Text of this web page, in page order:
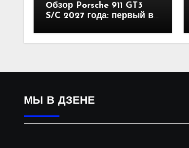
Обзор Porsche 911 GT3
S/C 2027 года: первый в
механикой и
МЫ В ДЗЕНЕ